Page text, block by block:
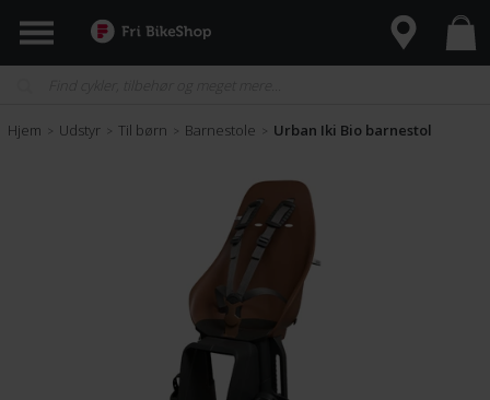
Hjem > Udstyr > Til børn > Barnestole > Urban Iki Bio barnestol